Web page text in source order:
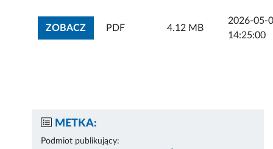
ZOBACZZOBACZ ZAŁĄCZNIK
PDF 4.12 MB
2026-05-
14:25:00
METKA:
Podmiot publikujący: